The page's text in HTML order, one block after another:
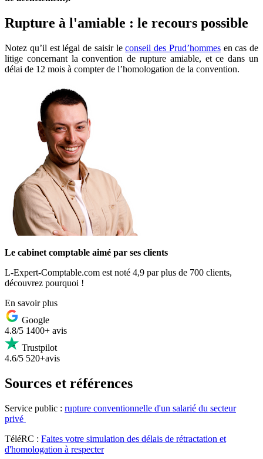
Rupture à l'amiable : le recours possible
Notez qu’il est légal de saisir leconseil des Prud’hommesen cas de
litige concernant la convention de rupture amiable, et ce dans un
délai de 12 mois à compter de l’homologation de la convention.
Le cabinet comptable aimé par ses clients
L-Expert-Comptable.com est noté 4,9 par plus de 700 clients,
découvrez pourquoi !
En savoir plus
Google
4.8/5 1400+ avis
Trustpilot
4.6/5 520+avis
Sources et références
Service public : rupture conventionnelle d'un salarié du secteur
privé
TéléRC : Faites votre simulation des délais de rétractation et
d'homologation à respecter